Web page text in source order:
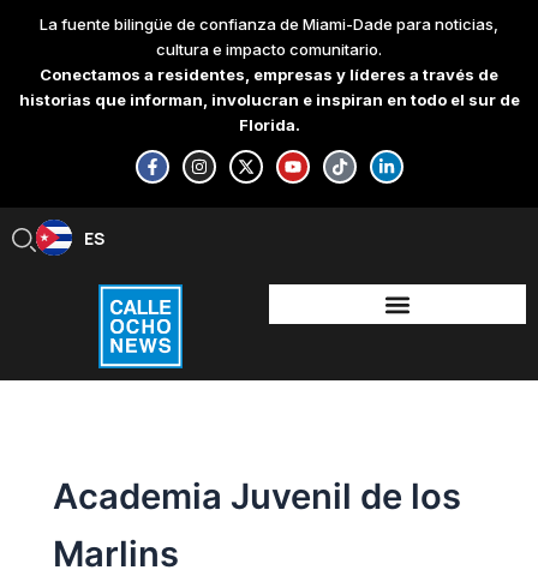
content
La fuente bilingüe de confianza de Miami-Dade para noticias,
cultura e impacto comunitario.
Conectamos a residentes, empresas y líderes a través de
historias que informan, involucran e inspiran en todo el sur de
Florida.
F
a
c
e
-
f
I
n
s
t
X
-
t
w
Y
o
u
t
T
i
k
t
L
i
n
k
-
i
n
ES
EN
Academia Juvenil de los
Marlins